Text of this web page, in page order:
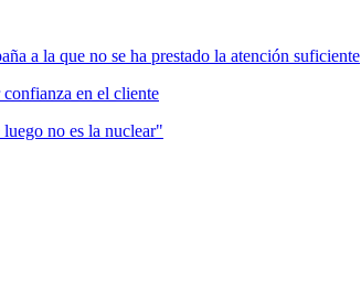
a la que no se ha prestado la atención suficiente
en el cliente
no es la nuclear"